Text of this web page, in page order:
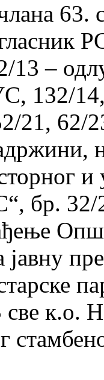
63.
13 –
132/
21, 62/
бр.
к.о.